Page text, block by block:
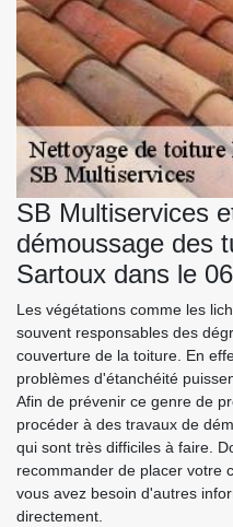
SB Multiservices
démoussage des
Sartoux dans le
Les végétations comme les
souvent responsables des
couverture de la toiture. En
problèmes d'étanchéité
Afin de prévenir ce genre de
procéder à des travaux de
qui sont très difficiles à faire.
recommander de placer votre
vous avez besoin d'autres
directement.